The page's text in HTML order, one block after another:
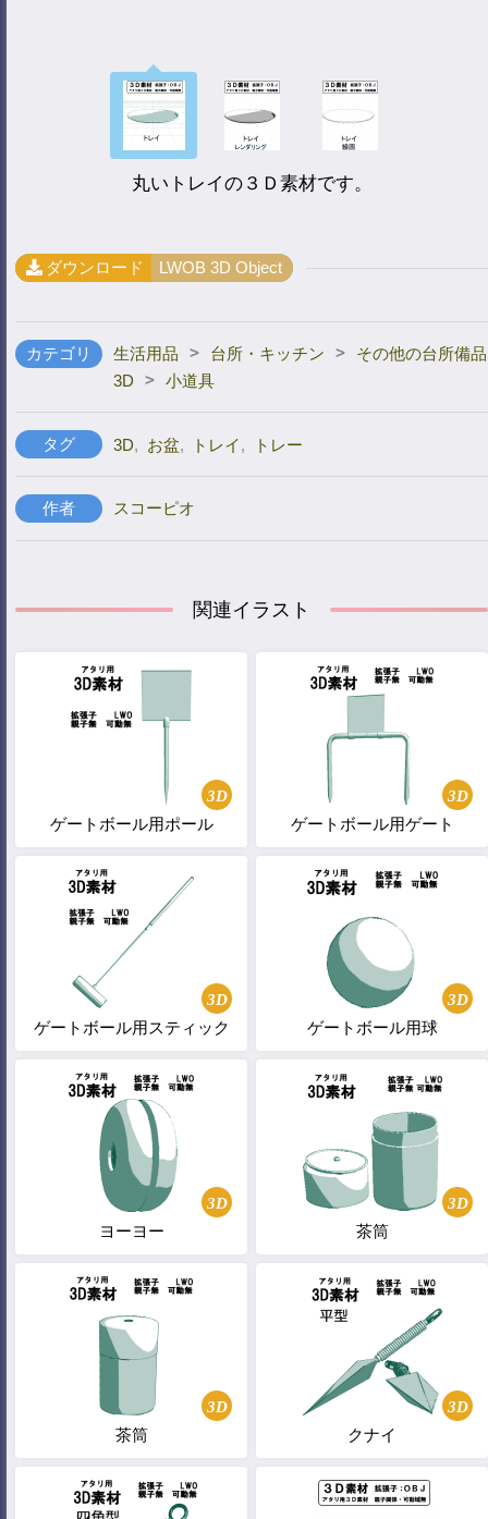
丸いトレイの３Ｄ素材です。
ダウンロード LWOB 3D Object
カテゴリ 生活用品 > 台所・キッチン >
その他の台所備品
3D
> 小道具
タグ 3D, お盆, トレイ, トレー
作者 スコーピオ
関連イラスト
3D
ゲートボール用ポール
3D
ゲートボール用ゲート
3D
ゲートボール用スティック
3D
ゲートボール用球
3D
ヨーヨー
3D
茶筒
3D
茶筒
3D
クナイ